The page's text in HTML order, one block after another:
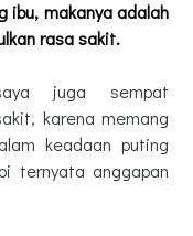
ibu, makanya adalah
rasa sakit.
juga sempat
karena memang
keadaan puting
ternyata anggapan